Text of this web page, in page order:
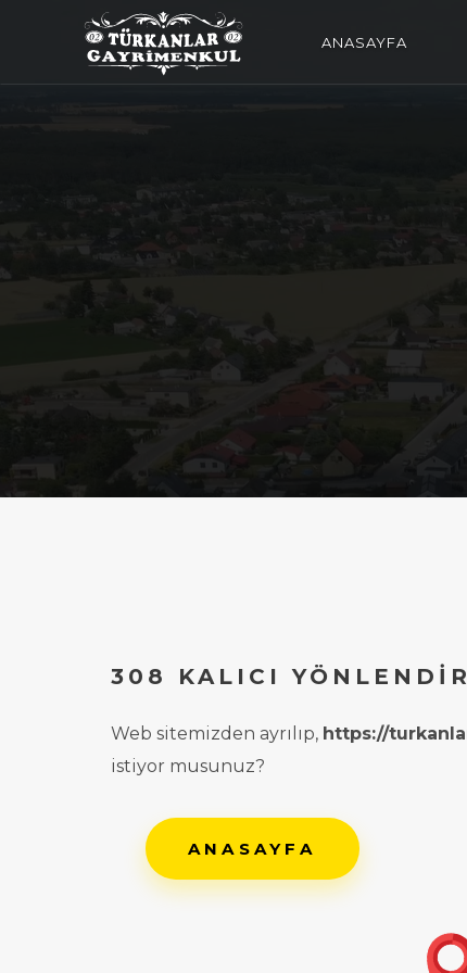
ANASAYFA
308 KALICI
Web sitemizden ayrılıp, https://
istiyor musunuz?
ANASAYFA